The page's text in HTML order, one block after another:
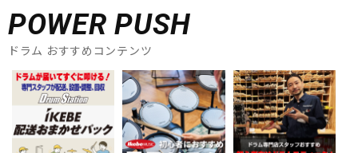
POWER PUSH
ドラム おすすめコンテンツ